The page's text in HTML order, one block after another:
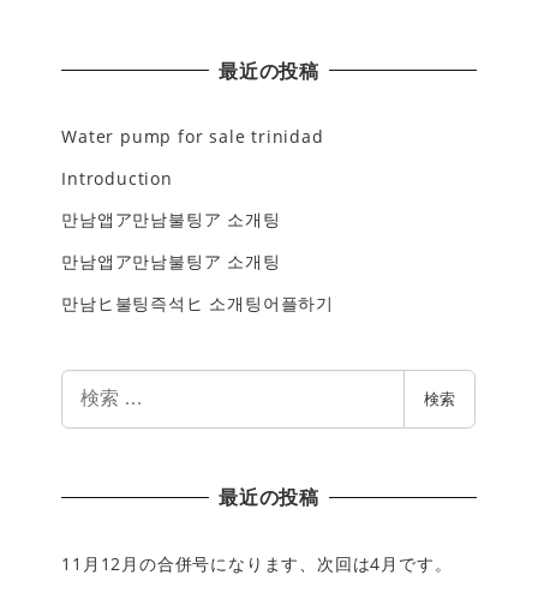
最近の投稿
Water pump for sale trinidad
Introduction
만남앱ア만남불팅ア 소개팅
만남앱ア만남불팅ア 소개팅
만남ヒ불팅즉석ヒ 소개팅어플하기
検索
最近の投稿
11月12月の合併号になります、次回は4月です。